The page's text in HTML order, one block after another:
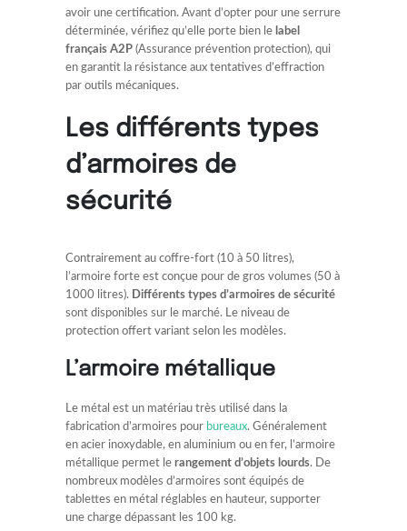
avoir une certification. Avant d’opter pour une serrure
déterminée, vérifiez qu’elle porte bien le label
français A2P (Assurance prévention protection), qui
en garantit la résistance aux tentatives d’effraction
par outils mécaniques.
Les différents types
d’armoires de
sécurité
Contrairement au coffre-fort (10 à 50 litres),
l’armoire forte est conçue pour de gros volumes (50 à
1000 litres). Différents types d’armoires de sécurité
sont disponibles sur le marché. Le niveau de
protection offert variant selon les modèles.
L’armoire métallique
Le métal est un matériau très utilisé dans la
fabrication d’armoires pour bureaux. Généralement
en acier inoxydable, en aluminium ou en fer, l’armoire
métallique permet le rangement d’objets lourds. De
nombreux modèles d’armoires sont équipés de
tablettes en métal réglables en hauteur, supporter
une charge dépassant les 100 kg.